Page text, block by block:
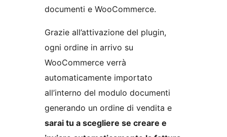
documenti e WooCommerce.
Grazie all’attivazione del plugin,
ogni ordine in arrivo su
WooCommerce verrà
automaticamente importato
all’interno del modulo documenti
generando un ordine di vendita e
sarai tu a scegliere se creare e